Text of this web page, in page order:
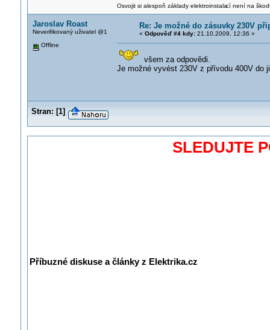
Osvojit si alespoň základy elektroinstalací není na
Jaroslav Roast
Neverifikovaný uživatel @1
Offline
Re: Je možné do zásuvky 230V
« Odpověď #4 kdy:21.10.2009, 12:36 »
všem za odpovědi.
Je možné vyvést 230V z přívodu 400V do
Stran: [1]
SLEDUJTE
Příbuzné diskuse a články z Elektrika.cz